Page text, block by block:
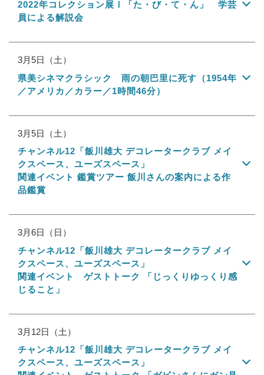
2022年コレクション展Ⅰ「た・び・て・ん」 学芸
員による解説会
3月5日（土）
県美シネマクラシック 雨の朝巴里に死す（1954年
／アメリカ／カラー／1時間46分）
3月5日（土）
チャンネル12「飯川雄大 デコレータークラブ メイ
クスペース、ユーズスペース」
関連イベント 鑑賞ツアー 飯川さんの案内による作
品鑑賞
3月6日（日）
チャンネル12「飯川雄大 デコレータークラブ メイ
クスペース、ユーズスペース」
関連イベント ゲストトーク 「じっくりゆっくり感
じること」
3月12日（土）
チャンネル12「飯川雄大 デコレータークラブ メイ
クスペース、ユーズスペース」